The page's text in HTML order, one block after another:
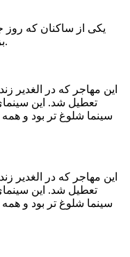
یکی از ساکنان که روز
بزرگی شد که بخش سینما را پوشانده بود.
این مهاجر که در الغدیر
تعطیل شد. این
سینما شلوغ تر بود و
این مهاجر که در الغدیر
تعطیل شد. این
سینما شلوغ تر بود و